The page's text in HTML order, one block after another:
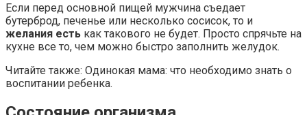
Если перед основной пищей мужчина съедает
бутерброд, печенье или несколько сосисок, то и
желания есть как такового не будет. Просто спрячьте на
кухне все то, чем можно быстро заполнить желудок.
Читайте также: Одинокая мама: что необходимо знать о
воспитании ребенка.